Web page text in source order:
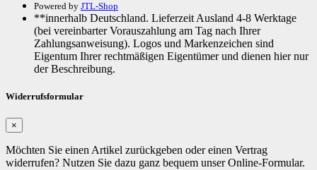
Powered by JTL-Shop
**innerhalb Deutschland. Lieferzeit Ausland 4-8 Werktage
(bei vereinbarter Vorauszahlung am Tag nach Ihrer
Zahlungsanweisung). Logos und Markenzeichen sind
Eigentum Ihrer rechtmäßigen Eigentümer und dienen hier nur
der Beschreibung.
Widerrufsformular
×
Möchten Sie einen Artikel zurückgeben oder einen Vertrag
widerrufen? Nutzen Sie dazu ganz bequem unser Online-Formular.